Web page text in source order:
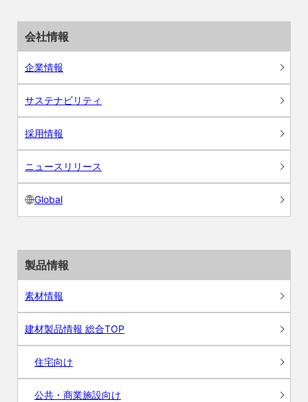
会社情報
企業情報
サステナビリティ
採用情報
ニュースリリース
Global
製品情報
素材情報
建材製品情報 総合TOP
住宅向け
公共・商業施設向け